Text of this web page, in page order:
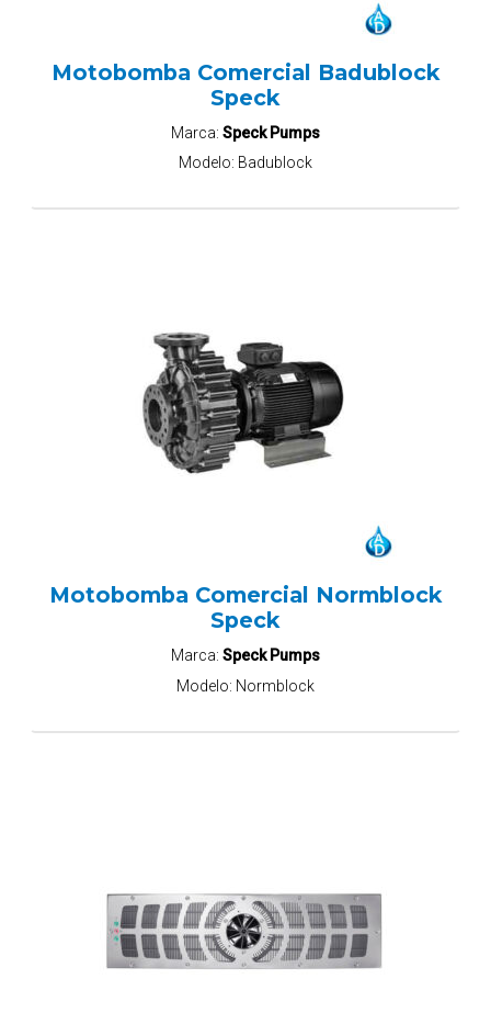
Motobomba Comercial Badublock
Speck
Marca: Speck Pumps
Modelo: Badublock
Motobomba Comercial Normblock
Speck
Marca: Speck Pumps
Modelo: Normblock